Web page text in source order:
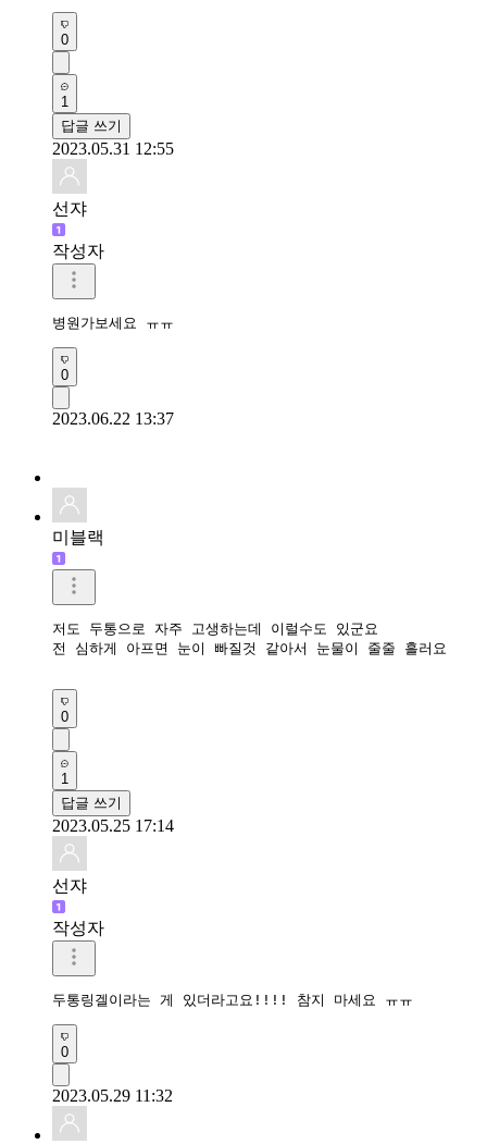
0
1
답글 쓰기
2023.05.31 12:55
선쟈
작성자
병원가보세요 ㅠㅠ
0
2023.06.22 13:37
미블랙
저도 두통으로 자주 고생하는데 이럴수도 있군요
전 심하게 아프면 눈이 빠질것 같아서 눈물이 줄줄 흘러요
0
1
답글 쓰기
2023.05.25 17:14
선쟈
작성자
두통링겔이라는 게 있더라고요!!!! 참지 마세요 ㅠㅠ
0
2023.05.29 11:32